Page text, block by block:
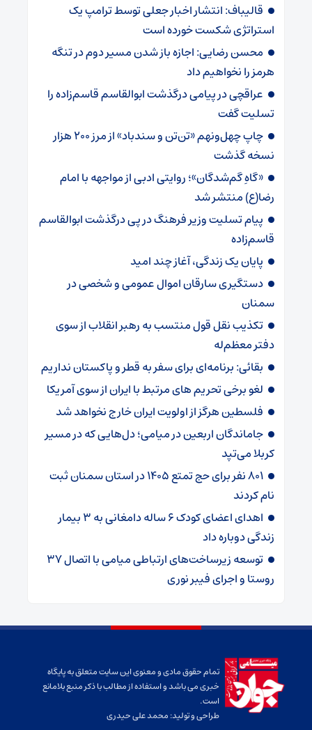
قالیباف: انتشار اخبار جعلی توسط ترامپ یک
استراتژی شکست خورده است
محسن رضایی: اجازه باز شدن مسیر دوم در تنگه
هرمز را نخواهیم داد
عراقچی در پیامی درگذشت ابوالقاسم قاسم‌زاده را
تسلیت گفت
چاپ چهل‌ونهم «تن‌تن و سندباد» از مرز ۲۰۰ هزار
نسخه گذشت
«گاهِ گم‌شدگان»؛ روایتی ادبی از مواجهه با امام
رضا(ع) منتشر شد
پیام تسلیت وزیر فرهنگ در پی درگذشت ابوالقاسم
قاسم‌زاده
پایان یک زندگی، آغاز چند امید
دستگیری سارقان اموال عمومی و شخصی در
سمنان
تکذیب نقل قول منتسب به رهبر انقلاب از سوی
دفتر معظم‌له
بقائی: برنامه‌ای برای سفر به قطر و پاکستان نداریم
لغو برخی تحریم های مرتبط با ایران از سوی آمریکا
فلسطین هرگز از اولویت ایران خارج نخواهد شد
جاماندگان اربعین در میامی؛ دل‌هایی که در مسیر
کربلا می‌تپد
۸۰۱ نفر برای حج تمتع ۱۴۰۵ در استان سمنان ثبت
نام کردند
اهدای اعضای کودک ۶ ساله دامغانی به ۳ بیمار
زندگی دوباره داد
توسعه زیرساخت‌های ارتباطی میامی با اتصال ۳۷
روستا و اجرای فیبر نوری
تمام حقوق مادی و معنوی این سایت متعلق به پایگاه
خبری می باشد و استفاده از مطالب با ذکر منبع بلامانع
است.
طراحی و تولید:محمد علی حیدری